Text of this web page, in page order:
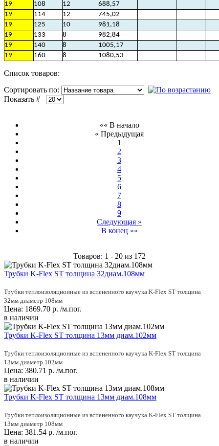
19
108 12
688,57
19
114 12
745,02
19
125 10
981,18
19
133 8
982,84
19
140 8
1005,17
19
160 8 1080,53
Список товаров:
Сортировать по:
Показать #
«« В начало
« Предыдущая
1
2
3
4
5
6
7
8
9
Следующая »
В конец »»
Товаров: 1 - 20 из 172
Трубки K-Flex ST толщинa 32диам.108мм
Трубки теплоизоляционные из вспененного каучука K-Flex ST толщина
32мм диаметр 108мм
Цена: 1869.70 р. /м.пог.
в наличии
Трубки K-Flex ST толщина 13мм диам.102мм
Трубки теплоизоляционные из вспененного каучука K-Flex ST толщина
13мм диаметр 102мм
Цена: 380.71 р. /м.пог.
в наличии
Трубки K-Flex ST толщина 13мм диам.108мм
Трубки теплоизоляционные из вспененного каучука K-Flex ST толщина
13мм диаметр 108мм
Цена: 381.54 р. /м.пог.
в наличии